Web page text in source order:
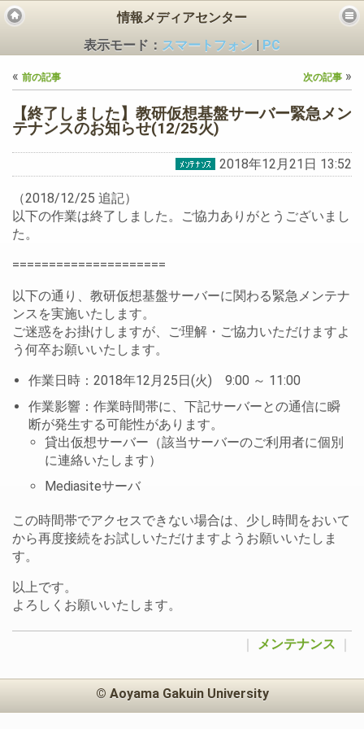
情報メディアセンター
表示モード： スマートフォン
PC
« 前の記事 次の記事 »
【終了しました】教研仮想基盤サーバー緊急メン
テナンスのお知らせ(12/25火)
2018年12月21日 13:52
（2018/12/25 追記）
以下の作業は終了しました。ご協力ありがとうございまし
た。
=====================
以下の通り、教研仮想基盤サーバーに関わる緊急メンテナ
ンスを実施いたします。
ご迷惑をお掛けしますが、ご理解・ご協力いただけますよ
う何卒お願いいたします。
作業日時：2018年12月25日(火) 9:00 ～ 11:00
作業影響：作業時間帯に、下記サーバーとの通信に瞬
断が発生する可能性があります。
貸出仮想サーバー（該当サーバーのご利用者に個別
に連絡いたします）
Mediasiteサーバ
この時間帯でアクセスできない場合は、少し時間をおいて
から再度接続をお試しいただけますようお願いいたしま
す。
以上です。
よろしくお願いいたします。
メンテナンス
© Aoyama Gakuin University